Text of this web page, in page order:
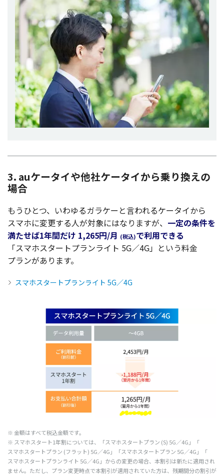
3. auケータイや他社ケータイから乗り換えの
場合
もうひとつ、いわゆるガラケー と言われるケータイから
スマホに変更する人が対象にはなりますが、 一定の条件を
満たせば1年間だけ 1,265円/月 (税込)で利用できる
「スマホスタートプランライト 5G／4G」という料金
プランがあります。
スマホスタートプランライト 5G／4G
※金額はすべて税込金額です。
※ スマホスタート1年割については、「スマホスタートプラン (S) 5G／4G」「
スマホスタートプラン (フラット) 5G／4G」「スマホスタートプラン 5G／4G」「
スマホスタートプランライト 5G／4G」からの変更の場合、 本割引は新たに適用され
ません。ただし、 プラン変更時点で本割引が適用されていた方は、 残期間分の割引が